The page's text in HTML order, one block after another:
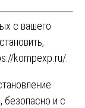
с вашего
kompexp.ru/
безопасно и с